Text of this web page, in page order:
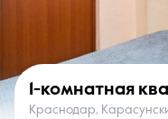
О компании
1-комнатная
Краснодар,